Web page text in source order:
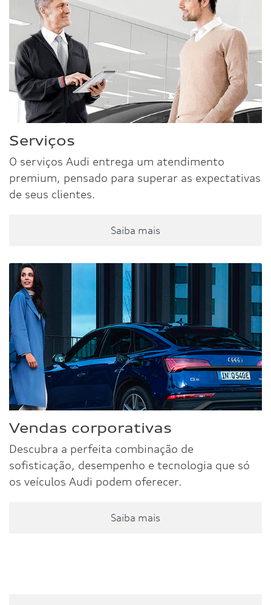
Serviços
O serviços Audi entrega um atendimento
premium, pensado para superar as expectativas
de seus clientes.
Saiba mais
Vendas corporativas
Descubra a perfeita combinação de
sofisticação, desempenho e tecnologia que só
os veículos Audi podem oferecer.
Saiba mais